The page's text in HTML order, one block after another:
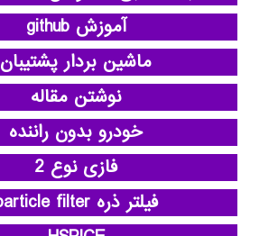
آموزش github
ماشین بردار پشتیبان
نوشتن مقاله
خودرو بدون راننده
فازی نوع 2
فیلتر ذره particle filter